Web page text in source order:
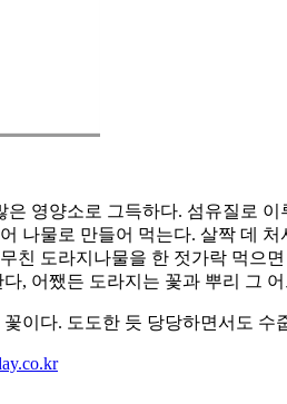
영양소로 그득하다. 섬유질로
나물로 만들어 먹는다. 살짝 데
친 도라지나물을 한 젓가락 먹으
, 어쨌든 도라지는 꽃과 뿌리 그
이다. 도도한 듯 당당하면서도